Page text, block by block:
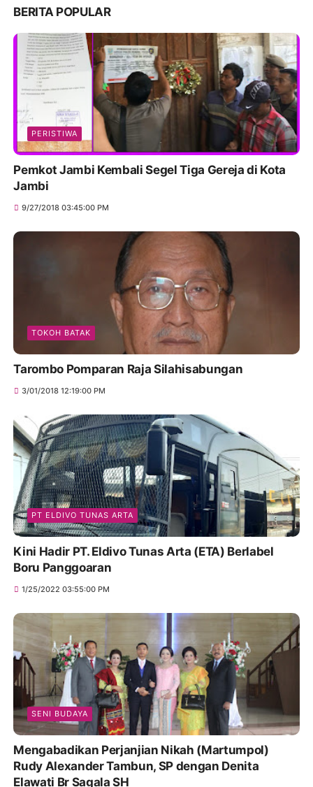
BERITA POPULAR
PERISTIWA
Pemkot Jambi Kembali Segel Tiga Gereja di Kota
Jambi
9/27/2018 03:45:00 PM
TOKOH BATAK
Tarombo Pomparan Raja Silahisabungan
3/01/2018 12:19:00 PM
PT ELDIVO TUNAS ARTA
Kini Hadir PT. Eldivo Tunas Arta (ETA) Berlabel
Boru Panggoaran
1/25/2022 03:55:00 PM
SENI BUDAYA
Mengabadikan Perjanjian Nikah (Martumpol)
Rudy Alexander Tambun, SP dengan Denita
Elawati Br Sagala SH